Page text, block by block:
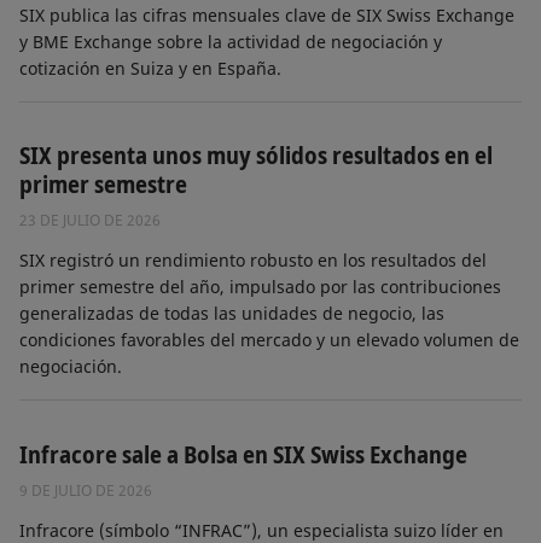
SIX publica las cifras mensuales clave de SIX Swiss Exchange
y BME Exchange sobre la actividad de negociación y
cotización en Suiza y en España.
SIX presenta unos muy sólidos resultados en el
primer semestre
23 DE JULIO DE 2026
SIX registró un rendimiento robusto en los resultados del
primer semestre del año, impulsado por las contribuciones
generalizadas de todas las unidades de negocio, las
condiciones favorables del mercado y un elevado volumen de
negociación.
Infracore sale a Bolsa en SIX Swiss Exchange
9 DE JULIO DE 2026
Infracore (símbolo “INFRAC”), un especialista suizo líder en